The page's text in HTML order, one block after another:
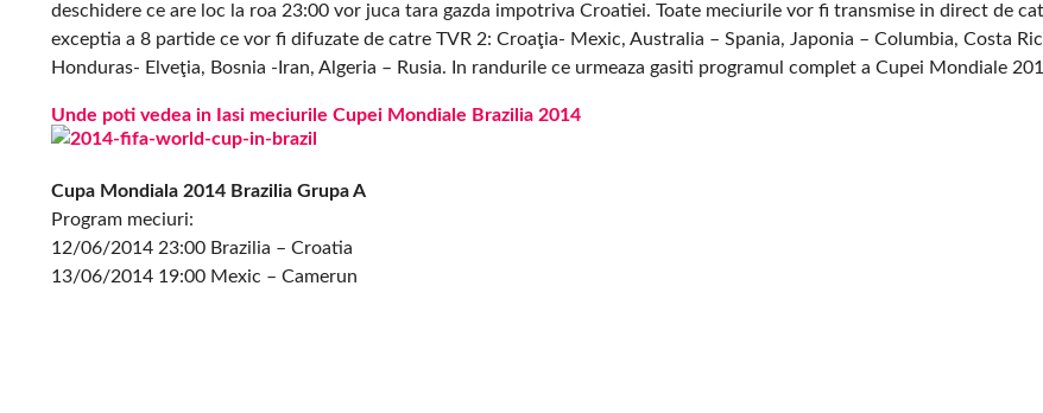
deschidere ce are loc la roa 23:00 vor juca tara gazda impotriva Croatiei. Toate meciurile vor fi transmise in direct de
exceptia a 8 partide ce vor fi difuzate de catre TVR 2: Croaţia- Mexic, Australia – Spania, Japonia – Columbia, Costa
Honduras- Elveţia, Bosnia -Iran, Algeria – Rusia. In randurile ce urmeaza gasiti programul complet a Cupei Mondiale
Unde poti vedea in Iasi meciurile Cupei Mondiale Brazilia 2014
Cupa Mondiala 2014 Brazilia Grupa A
Program meciuri:
12/06/2014 23:00 Brazilia – Croatia
13/06/2014 19:00 Mexic – Camerun